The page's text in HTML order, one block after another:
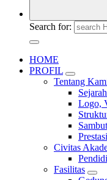
Search for:
HOME
PROFIL
Tentang
Logo,
Civitas
Fasilitas